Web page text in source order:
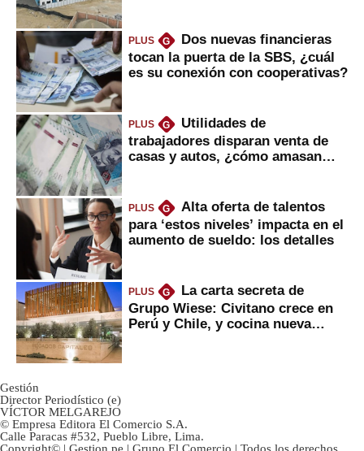
PLUS G
Dos nuevas financieras
tocan la puerta de la SBS, ¿cuál
es su conexión con cooperativas?
PLUS G
Utilidades de
trabajadores disparan venta de
casas y autos, ¿cómo amasan
PLUS G
Alta oferta de talentos
para ‘estos niveles’ impacta en el
aumento de sueldo: los detalles
PLUS G
La carta secreta de
Grupo Wiese: Civitano crece en
Perú y Chile, y cocina nueva
Gestión
Director Periodístico (e)
VÍCTOR MELGAREJO
© Empresa Editora El Comercio S.A.
Calle Paracas #532, Pueblo Libre, Lima.